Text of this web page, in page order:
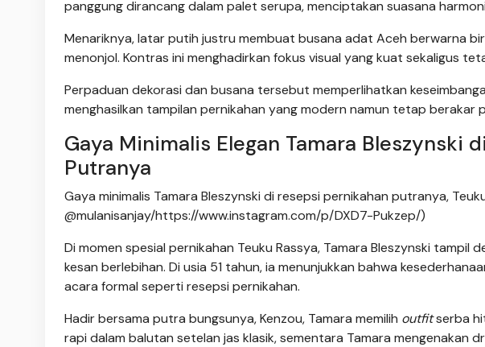
panggung dirancang dalam palet serupa, menciptakan suasana
Menariknya, latar putih justru membuat busana adat Aceh berwarna
menonjol. Kontras ini menghadirkan fokus visual yang kuat sekaligus
Perpaduan dekorasi dan busana tersebut memperlihatkan
menghasilkan tampilan pernikahan yang modern namun tetap berakar
Gaya Minimalis Elegan Tamara Bleszynski
Putranya
Gaya minimalis Tamara Bleszynski di resepsi pernikahan putranya,
@mulanisanjay/https://www.instagram.com/p/DXD7-Pukzep/)
Di momen spesial pernikahan Teuku Rassya, Tamara Bleszynski tampil
kesan berlebihan. Di usia 51 tahun, ia menunjukkan bahwa
acara formal seperti resepsi pernikahan.
Hadir bersama putra bungsunya, Kenzou, Tamara memilih outfitserba
rapi dalam balutan setelan jas klasik, sementara Tamara mengenakan